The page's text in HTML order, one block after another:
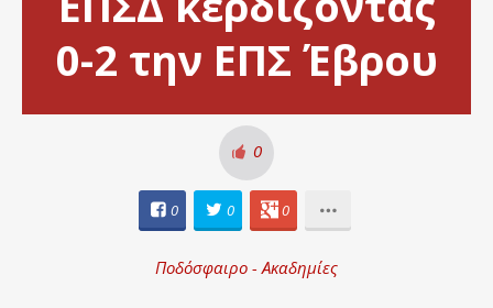
0-2 την ΕΠΣ Έβρου
0
0 0 0
Ποδόσφαιρο - Ακαδημίες